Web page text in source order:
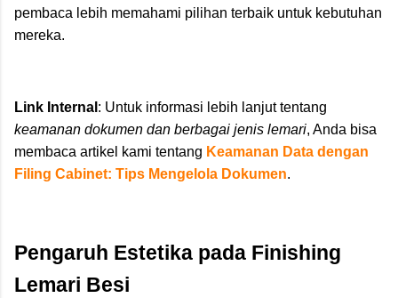
pembaca lebih memahami pilihan terbaik untuk kebutuhan
mereka.
Link Internal : Untuk informasi lebih lanjut tentang
keamanan dokumen dan berbagai jenis lemari, Anda bisa
membaca artikel kami tentang Keamanan Data dengan
Filing Cabinet: Tips Mengelola Dokumen.
Pengaruh Estetika pada Finishing
Lemari Besi